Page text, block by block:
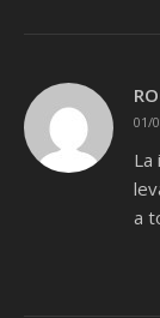
01/
La
a